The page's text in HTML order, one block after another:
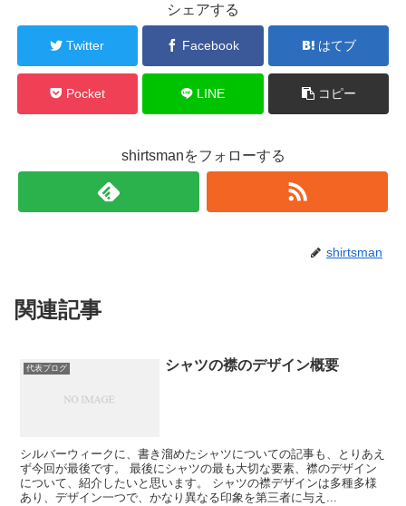
シェアする
Twitter Facebook はてブ
Pocket LINE コピー
shirtsmanをフォローする
shirtsman
関連記事
代表ブログ シャツの襟のデザイン概要
シルバーウィークに、書き溜めたシャツについての記事も、とりあえ
ず今回が最後です。 最後にシャツの最も大切な要素、襟のデザイン
について、紹介したいと思います。 シャツの襟デザインは多種多様
あり、デザイン一つで、かなり異なる印象を第三者に与え...